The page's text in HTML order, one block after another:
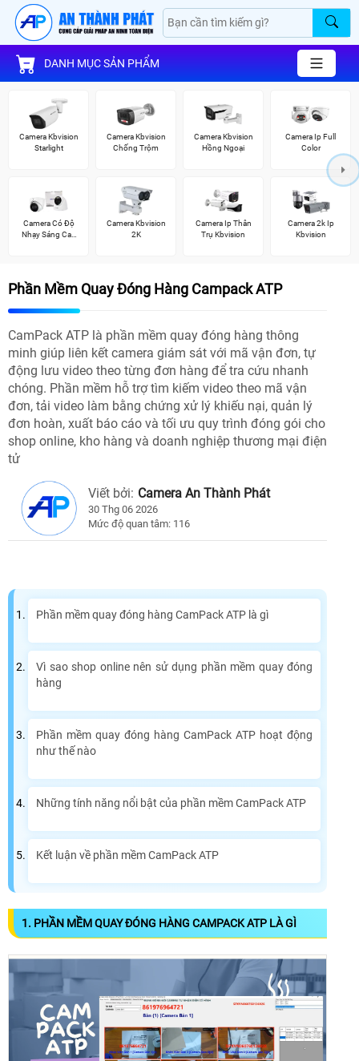
DANH MỤC SẢN PHẨM
Camera Kbvision
Starlight
Camera Kbvision
Chống Trộm
Camera Kbvision
Hồng Ngoại
Camera Ip Full
Color
Camera Có Độ
Nhạy Sáng Cao
Camera Kbvision
2K
Camera Ip Thân
Trụ Kbvision
Camera 2k Ip
Kbvision
Phần Mềm Quay Đóng Hàng Campack ATP
CamPack ATP là phần mềm quay đóng hàng thông
minh giúp liên kết camera giám sát với mã vận đơn, tự
động lưu video theo từng đơn hàng để tra cứu nhanh
chóng. Phần mềm hỗ trợ tìm kiếm video theo mã vận
đơn, tải video làm bằng chứng xử lý khiếu nại, quản lý
đơn hoàn, xuất báo cáo và tối ưu quy trình đóng gói cho
shop online, kho hàng và doanh nghiệp thương mại điện
tử
Viết bởi: Camera An Thành Phát
30 Thg 06 2026
Mức độ quan tâm: 116
Phần mềm quay đóng hàng CamPack ATP là gì
Vì sao shop online nên sử dụng phần mềm quay đóng
hàng
Phần mềm quay đóng hàng CamPack ATP hoạt động
như thế nào
Những tính năng nổi bật của phần mềm CamPack ATP
Kết luận về phần mềm CamPack ATP
1. PHẦN MỀM QUAY ĐÓNG HÀNG CAMPACK ATP LÀ GÌ